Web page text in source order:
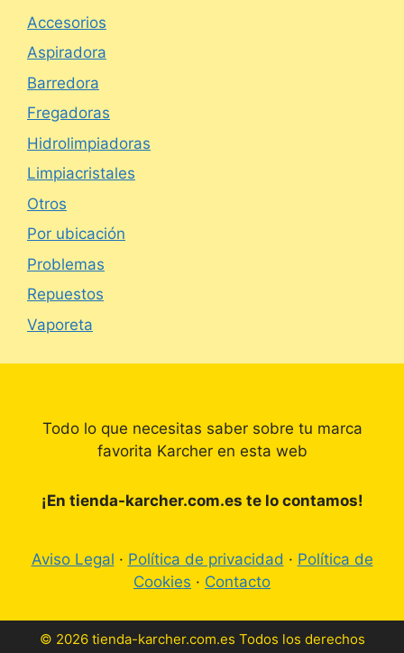
Accesorios
Aspiradora
Barredora
Fregadoras
Hidrolimpiadoras
Limpiacristales
Otros
Por ubicación
Problemas
Repuestos
Vaporeta
Todo lo que necesitas saber sobre tu marca
favorita Karcher en esta web
¡En tienda-karcher.com.es te lo contamos!
Aviso Legal · Política de privacidad · Política de
Cookies · Contacto
© 2026 tienda-karcher.com.es Todos los derechos